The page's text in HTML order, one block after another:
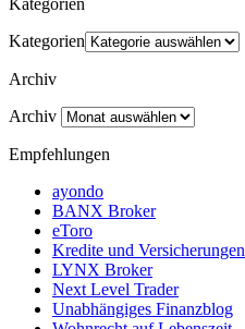
Kategorien
Archiv
Archiv
Empfehlungen
ayondo
BANX Broker
eToro
Kredite und Versicherungen
LYNX Broker
Next Level Trader
Unabhängiges Finanzblog